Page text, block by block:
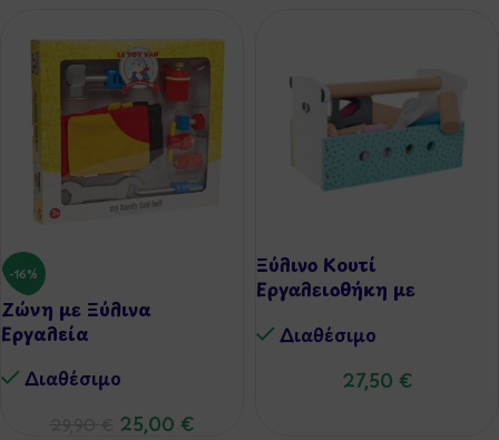
-16%
Ζώνη με Ξύλινα
Εργαλεία
Διαθέσιμo
25,00 €
Ξύλινο Κουτί
Εργαλειοθήκη με
Διαθέσιμo
27,50 €